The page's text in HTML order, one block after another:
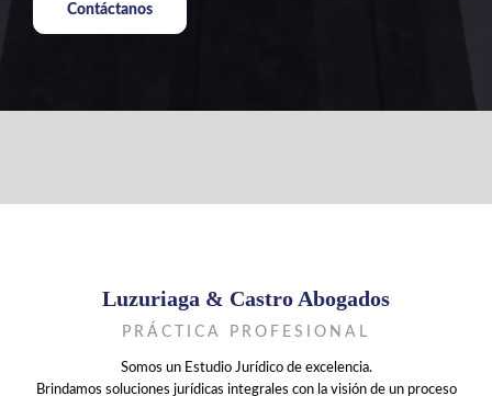
Contáctanos
Luzuriaga & Castro Abogados
PRÁCTICA PROFESIONAL
Somos un Estudio Jurídico de excelencia.
Brindamos soluciones jurídicas integrales con la visión de un proceso